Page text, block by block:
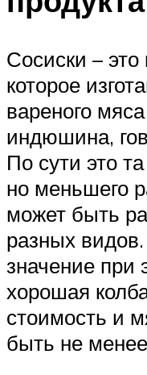
Сосиски – это
которое
вареного
индюшина,
По сути это
но меньшего
может быть
разных
значение при
хорошая
стоимость и
быть не